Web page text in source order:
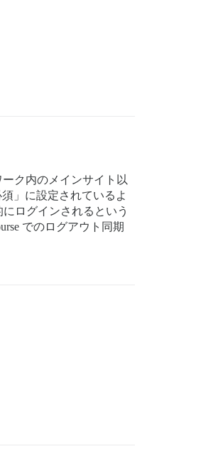
ク内のメインサイト以
」に設定されているよ
にログインされるという
でのログアウト同期